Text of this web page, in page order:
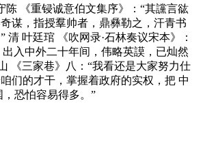
陈 《重锓诚意伯文集序》：“其讜言谹
谋，指授羣帅者，鼎彝勒之，汗青书
清 叶廷琯 《吹网录·石林奏议宋本》：
入中外二十年间，伟略英謨，已灿然
《三家巷》八：“我看还是大家努力仕
们的才干，掌握着政府的实权，把 中
恐怕容易得多。”